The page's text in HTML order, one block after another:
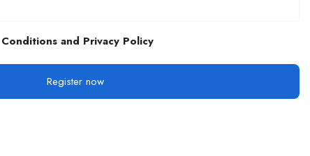
and Privacy Policy
Register now